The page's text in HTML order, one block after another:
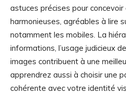
astuces précises pour
harmonieuses, agréables à lire
notamment les mobiles. La
informations, l’usage judicieux
images contribuent à une
apprendrez aussi à choisir une
cohérente avec votre identité